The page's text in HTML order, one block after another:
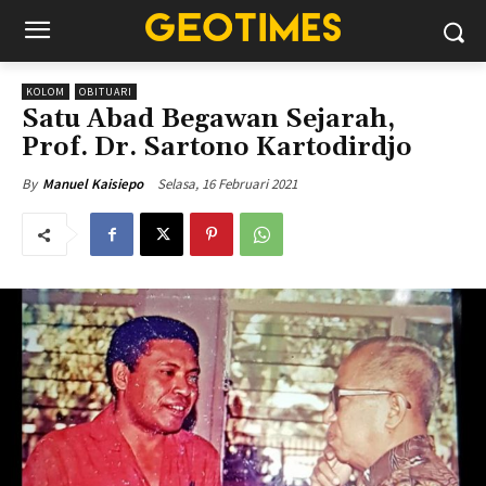
KOLOM OBITUARI
Satu Abad Begawan Sejarah,
Prof. Dr. Sartono Kartodirdjo
By Manuel Kaisiepo Selasa, 16 Februari 2021